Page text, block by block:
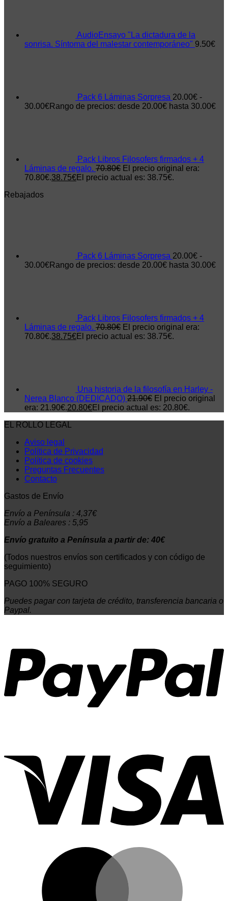
AudioEnsayo "La dictadura de la
sonrisa. Síntoma del malestar contemporáneo" 9.50€
Pack 6 Láminas Sorpresa 20.00€ -
30.00€Rango de precios: desde 20.00€ hasta 30.00€
Pack Libros Filosofers firmados + 4
Láminas de regalo. 70.80€ El precio original era:
70.80€.38.75€El precio actual es: 38.75€.
Rebajados
Pack 6 Láminas Sorpresa 20.00€ -
30.00€Rango de precios: desde 20.00€ hasta 30.00€
Pack Libros Filosofers firmados + 4
Láminas de regalo. 70.80€ El precio original era:
70.80€.38.75€El precio actual es: 38.75€.
Una historia de la filosofía en Harley -
Nerea Blanco (DEDICADO) 21.90€ El precio original
era: 21.90€.20.80€El precio actual es: 20.80€.
EL ROLLO LEGAL
Aviso legal
Política de Privacidad
Política de cookies
Preguntas Frecuentes
Contacto
Gastos de Envío
Envío a Península : 4,37€
Envío a Baleares : 5,95
Envío gratuito a Península a partir de: 40€
(Todos nuestros envíos son certificados y con código de
seguimiento)
PAGO 100% SEGURO
Puedes pagar con tarjeta de crédito, transferencia bancaria o
Paypal.